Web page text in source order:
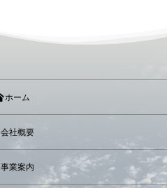
ホーム
会社概要
事業案内